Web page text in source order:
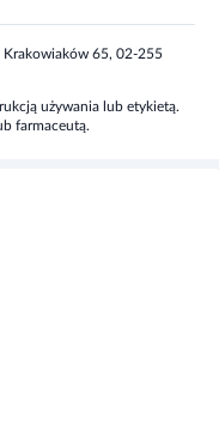
i
Krakowiaków 65, 02-255
używania lub etykietą.
farmaceutą.